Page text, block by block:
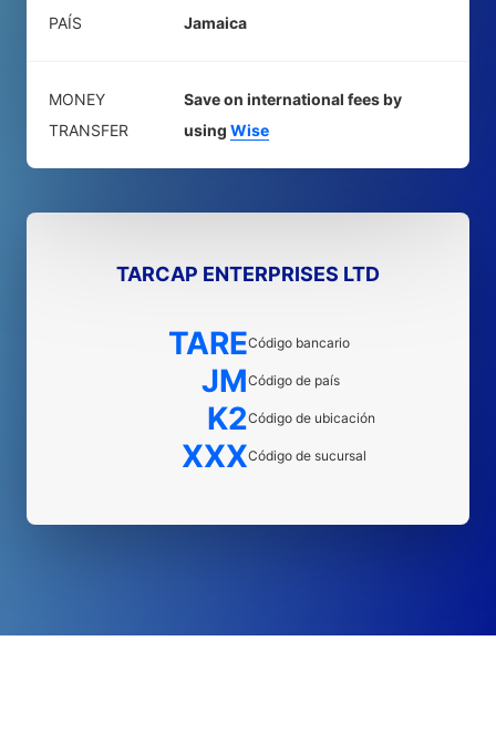
PAÍS Jamaica
MONEY
TRANSFER
Save on international fees by
using Wise
TARCAP ENTERPRISES LTD
TARECódigo bancario
JMCódigo de país
K2Código de ubicación
XXXCódigo de sucursal